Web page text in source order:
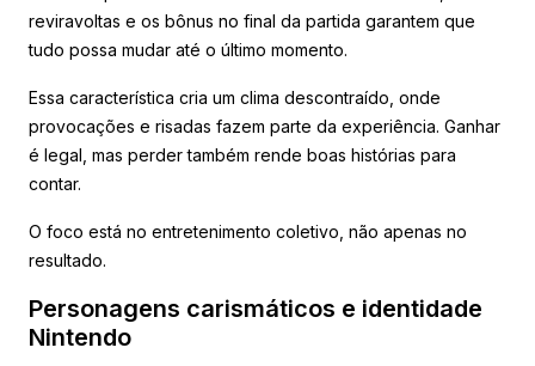
reviravoltas e os bônus no final da partida garantem que
tudo possa mudar até o último momento.
Essa característica cria um clima descontraído, onde
provocações e risadas fazem parte da experiência. Ganhar
é legal, mas perder também rende boas histórias para
contar.
O foco está no entretenimento coletivo, não apenas no
resultado.
Personagens carismáticos e identidade
Nintendo